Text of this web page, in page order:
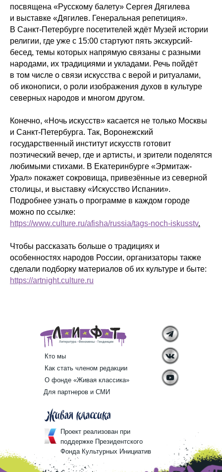
посвящена «Русскому балету» Сергея Дягилева
и выставке «Дягилев. Генеральная репетиция».
В Санкт-Петербурге посетителей ждёт Музей истории
религии, где уже с 15:00 стартуют пять экскурсий-
бесед, темы которых напрямую связаны с разными
народами, их традициями и укладами. Речь пойдёт
в том числе о связи искусства с верой и ритуалами,
об иконописи, о роли изображения духов в культуре
северных народов и многом другом.
Конечно, «Ночь искусств» касается не только Москвы
и Санкт-Петербурга. Так, Воронежский
государственный институт искусств готовит
поэтический вечер, где и артисты, и зрители поделятся
любимыми стихами. В Екатеринбурге «Эрмитаж-
Урал» покажет сокровища, привезённые из северной
столицы, и выставку «Искусство Испании».
Подробнее узнать о программе в каждом городе
можно по ссылке:
https://www.culture.ru/afisha/russia/tags-noch-iskusstv.
Чтобы рассказать больше о традициях и
особенностях народов России, организаторы также
сделали подборку материалов об их культуре и быте:
https://artnight.culture.ru
Проект реализован при
поддержке Президентского
Фонда Культурных Инициатив
Кто мы
Как стать членом редакции
О фонде «Живая классика»
Для партнеров и СМИ